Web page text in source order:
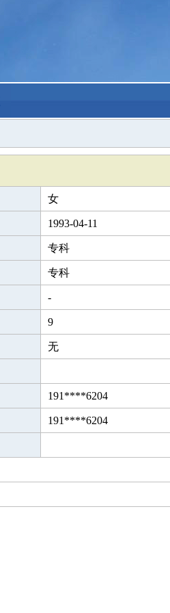
女
1993-04-11
专科
专科
-
9
无
191****6204
191****6204